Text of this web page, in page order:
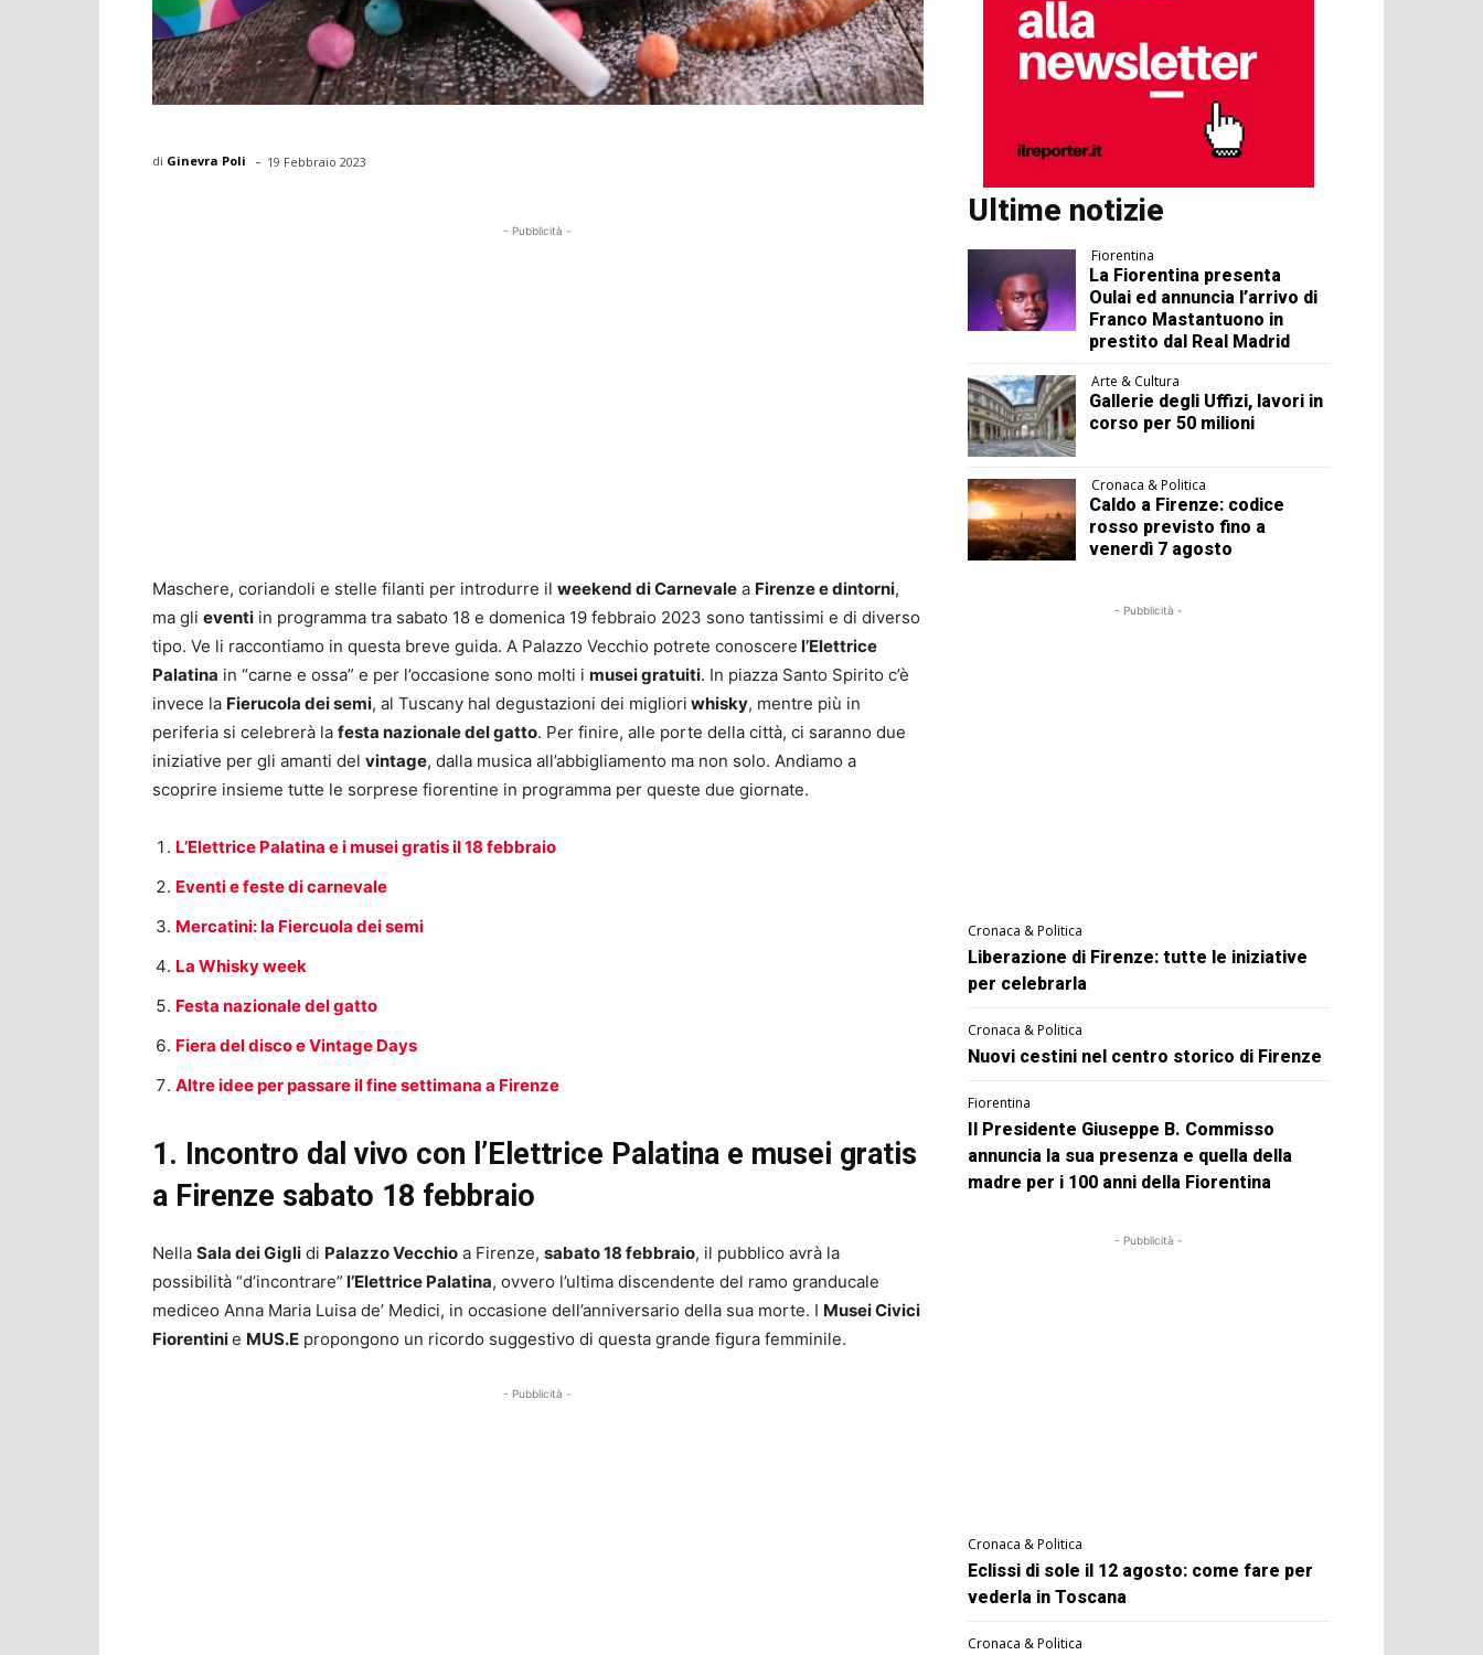
di Ginevra Poli - 19 Febbraio 2023
- Pubblicità -
Maschere, coriandoli e stelle filanti per introdurre il weekend di Carnevale a Firenze e dintorni,
ma gli eventi in programma tra sabato 18 e domenica 19 febbraio 2023 sono tantissimi e di diverso
tipo. Ve li raccontiamo in questa breve guida. A Palazzo Vecchio potrete conoscere l’Elettrice
Palatina in “carne e ossa” e per l’occasione sono molti i musei gratuiti. In piazza Santo Spirito c’è
invece la Fierucola dei semi, al Tuscany hal degustazioni dei migliori whisky, mentre più in
periferia si celebrerà la festa nazionale del gatto. Per finire, alle porte della città, ci saranno due
iniziative per gli amanti del vintage, dalla musica all’abbigliamento ma non solo. Andiamo a
scoprire insieme tutte le sorprese fiorentine in programma per queste due giornate.
L’Elettrice Palatina e i musei gratis il 18 febbraio
Eventi e feste di carnevale
Mercatini: la Fiercuola dei semi
La Whisky week
Festa nazionale del gatto
Fiera del disco e Vintage Days
Altre idee per passare il fine settimana a Firenze
1. Incontro dal vivo con l’Elettrice Palatina e musei gratis
a Firenze sabato 18 febbraio
Nella Sala dei Gigli di Palazzo Vecchio a Firenze, sabato 18 febbraio, il pubblico avrà la
possibilità “d’incontrare” l’Elettrice Palatina, ovvero l’ultima discendente del ramo granducale
mediceo Anna Maria Luisa de’ Medici, in occasione dell’anniversario della sua morte. I Musei Civici
Fiorentinie MUS.E propongono un ricordo suggestivo di questa grande figura femminile.
- Pubblicità -
Ultime notizie
Fiorentina
La Fiorentina presenta
Oulai ed annuncia l’arrivo di
Franco Mastantuono in
prestito dal Real Madrid
Arte & Cultura
Gallerie degli Uffizi, lavori in
corso per 50 milioni
Cronaca & Politica
Caldo a Firenze: codice
rosso previsto fino a
venerdì 7 agosto
- Pubblicità -
Cronaca & Politica
Liberazione di Firenze: tutte le iniziative
per celebrarla
Cronaca & Politica
Nuovi cestini nel centro storico di Firenze
Fiorentina
Il Presidente Giuseppe B. Commisso
annuncia la sua presenza e quella della
madre per i 100 anni della Fiorentina
- Pubblicità -
Cronaca & Politica
Eclissi di sole il 12 agosto: come fare per
vederla in Toscana
Cronaca & Politica